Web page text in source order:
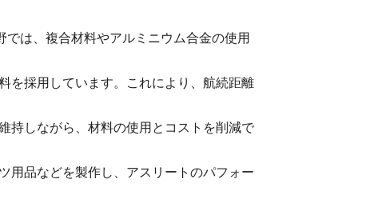
は、複合材料やアルミニウム合金の使用
を採用しています。これにより、航続距離
持しながら、材料の使用とコストを削減で
用品などを製作し、アスリートのパフォー